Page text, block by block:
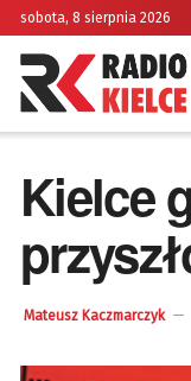
sobota, 8 sierpnia 2026
Kielce
Mateusz Kaczmarczyk